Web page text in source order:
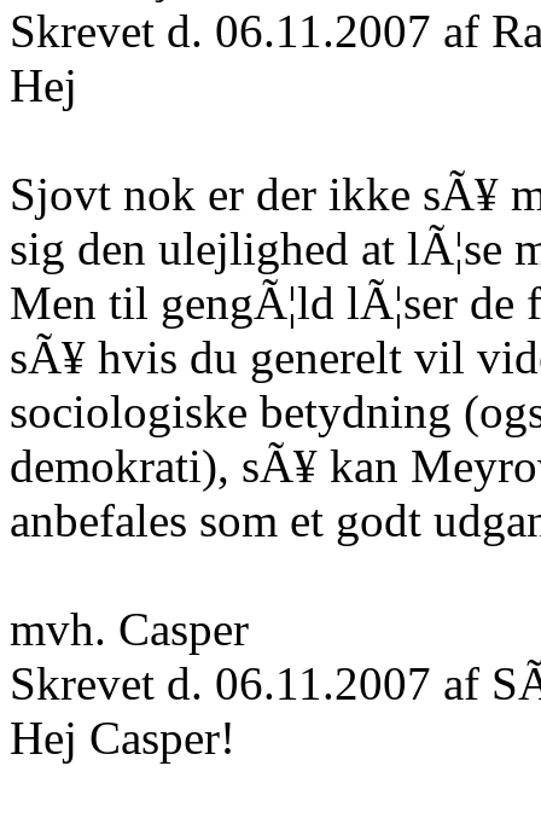
Skrevet d. 06.11.2007 af
Hej
Sjovt nok er der ikke sÃ¥
sig den ulejlighed at lÃ¦se
Men til gengÃ¦ld lÃ¦ser
sÃ¥ hvis du generelt vil
sociologiske betydning
demokrati), sÃ¥ kan
anbefales som et godt
mvh. Casper
Skrevet d. 06.11.2007 af
Hej Casper!